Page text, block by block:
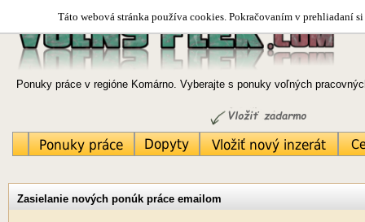
Táto webová stránka používa cookies. Pokračovaním v prehliadaní
Ponuky práce v regióne Komárno. Vyberajte s ponuky voľných
Zasielanie nových ponúk práce emailom